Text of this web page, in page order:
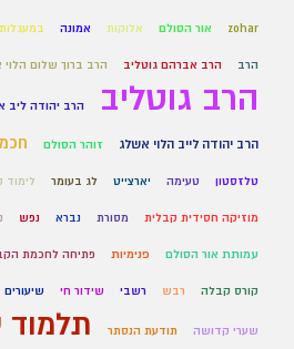
zohar אור הסולם אלוקות אמונה
הרב הרב אברהם גוטליב הרב ברוך שלום
הרב גוטליב הרב יהודה ליב
הרב יהודה לייב הלוי אשלג זוהר הסולם
טלזסטון טעימה יארצייט לג בעומר לימוד
מוזיקה חסידית קבלית מסורת נברא נפש
עמותת אור הסולם פנימיות פתיחה לחכמת
קורס קבלה רבש רשבי שידור חי
שערי קדושה תודעת הנסתר